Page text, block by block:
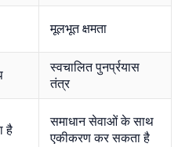
मूलभूत क्षमता
स्वचालित पुनर्प्रयास
तंत्र
है
समाधान सेवाओं के साथ
एकीकरण कर सकता है